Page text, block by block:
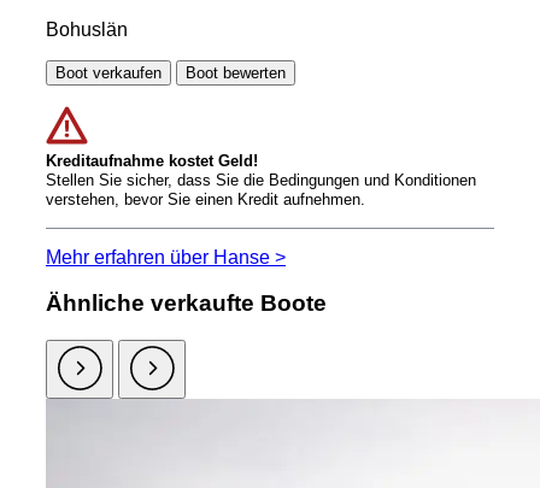
Bohuslän
Boot verkaufen Boot bewerten
Kreditaufnahme kostet Geld!
Stellen Sie sicher, dass Sie die Bedingungen und Konditionen
verstehen, bevor Sie einen Kredit aufnehmen.
Mehr erfahren über Hanse >
Ähnliche verkaufte Boote